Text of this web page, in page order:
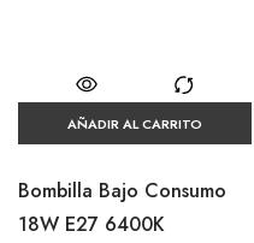
AÑADIR AL CARRITO
Bombilla Bajo Consumo
18W E27 6400K